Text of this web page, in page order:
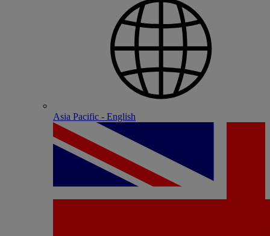
Asia Pacific - English